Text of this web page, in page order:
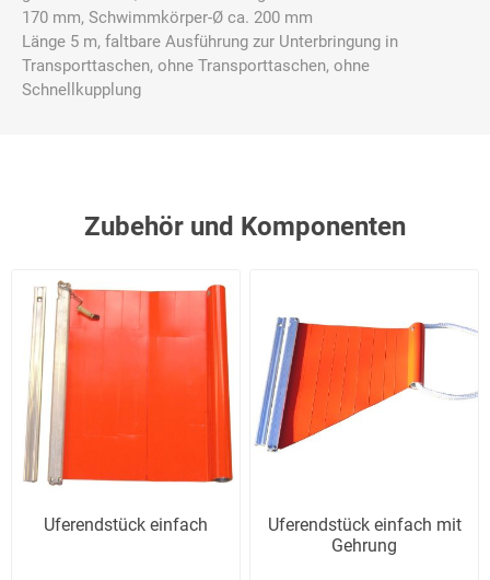
170 mm, Schwimmkörper-Ø ca. 200 mm
Länge 5 m, faltbare Ausführung zur Unterbringung in
Transporttaschen, ohne Transporttaschen, ohne
Schnellkupplung
Zubehör und Komponenten
Uferendstück einfach
Uferendstück einfach mit
Gehrung